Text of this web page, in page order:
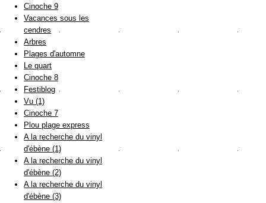
Cinoche 9
Vacances sous les
cendres
Arbres
Plages d'automne
Le quart
Cinoche 8
Festiblog
Vu (1)
Cinoche 7
Plou plage express
A la recherche du vinyl
d'ébène (1)
A la recherche du vinyl
d'ébène (2)
A la recherche du vinyl
d'ébène (3)